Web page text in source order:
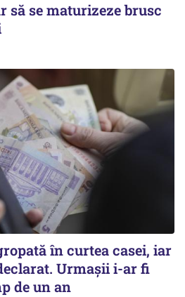
să se maturizeze brusc
în curtea casei, iar
Urmașii i-ar fi
de un an